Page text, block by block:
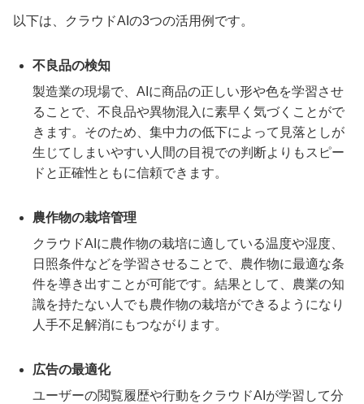
以下は、クラウドAIの3つの活用例です。
不良品の検知
製造業の現場で、AIに商品の正しい形や色を学習させ
ることで、不良品や異物混入に素早く気づくことがで
きます。そのため、集中力の低下によって見落としが
生じてしまいやすい人間の目視での判断よりもスピー
ドと正確性ともに信頼できます。
農作物の栽培管理
クラウドAIに農作物の栽培に適している温度や湿度、
日照条件などを学習させることで、農作物に最適な条
件を導き出すことが可能です。結果として、農業の知
識を持たない人でも農作物の栽培ができるようになり
人手不足解消にもつながります。
広告の最適化
ユーザーの閲覧履歴や行動をクラウドAIが学習して分